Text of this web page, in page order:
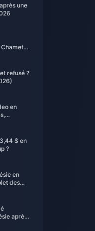
une
refusé ?
en
$ en
?
en
des
après